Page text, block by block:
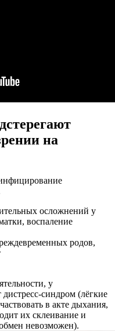
на
осложнений у
воспаление
родов,
у
синдром (лёгкие
в акте дыхания,
их склеивание и
невозможен).